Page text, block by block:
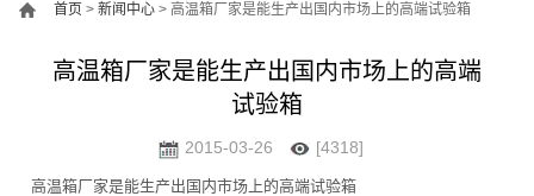
首页 >新闻中心 > 高温箱厂家是能生产出国内市场上的高端试验箱
高温箱厂家是能生产出国内市场上的高端
试验箱
2015-03-26 [4318]
高温箱厂家是能生产出国内市场上的高端试验箱